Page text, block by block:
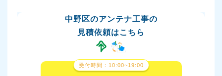
中野区のアンテナ工事の
見積依頼はこちら
受付時間：10:00~19:00